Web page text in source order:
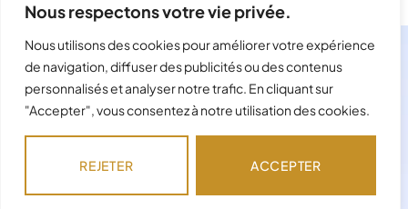
Nous respectons votre vie privée.
Nous utilisons des cookies pour améliorer votre expérience
de navigation, diffuser des publicités ou des contenus
personnalisés et analyser notre trafic. En cliquant sur
"Accepter", vous consentez à notre utilisation des cookies.
REJETER ACCEPTER